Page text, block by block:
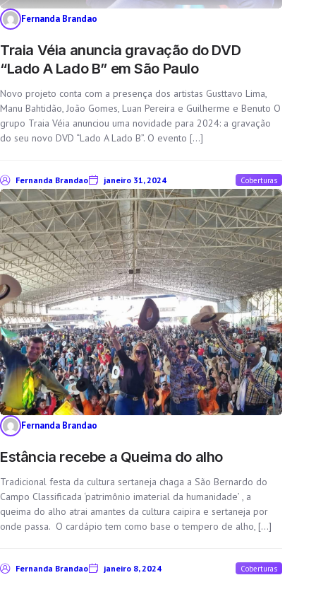
Fernanda Brandao
Traia Véia anuncia gravação do DVD
“Lado A Lado B” em São Paulo
Novo projeto conta com a presença dos artistas Gusttavo Lima,
Manu Bahtidão, João Gomes, Luan Pereira e Guilherme e Benuto O
grupo Traia Véia anunciou uma novidade para 2024: a gravação
do seu novo DVD “Lado A Lado B”. O evento […]
Fernanda Brandao janeiro 31, 2024 Coberturas
Fernanda Brandao
Estância recebe a Queima do alho
Tradicional festa da cultura sertaneja chaga a São Bernardo do
Campo Classificada ‘patrimônio imaterial da humanidade’ , a
queima do alho atrai amantes da cultura caipira e sertaneja por
onde passa. O cardápio tem como base o tempero de alho, […]
Fernanda Brandao janeiro 8, 2024 Coberturas